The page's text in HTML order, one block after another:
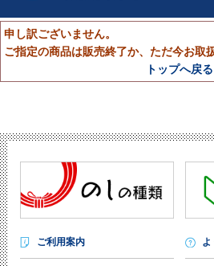
申し訳ございません。
ご指定の商品は販売終了か、ただ今お取
トップへ戻る
ご利用案内